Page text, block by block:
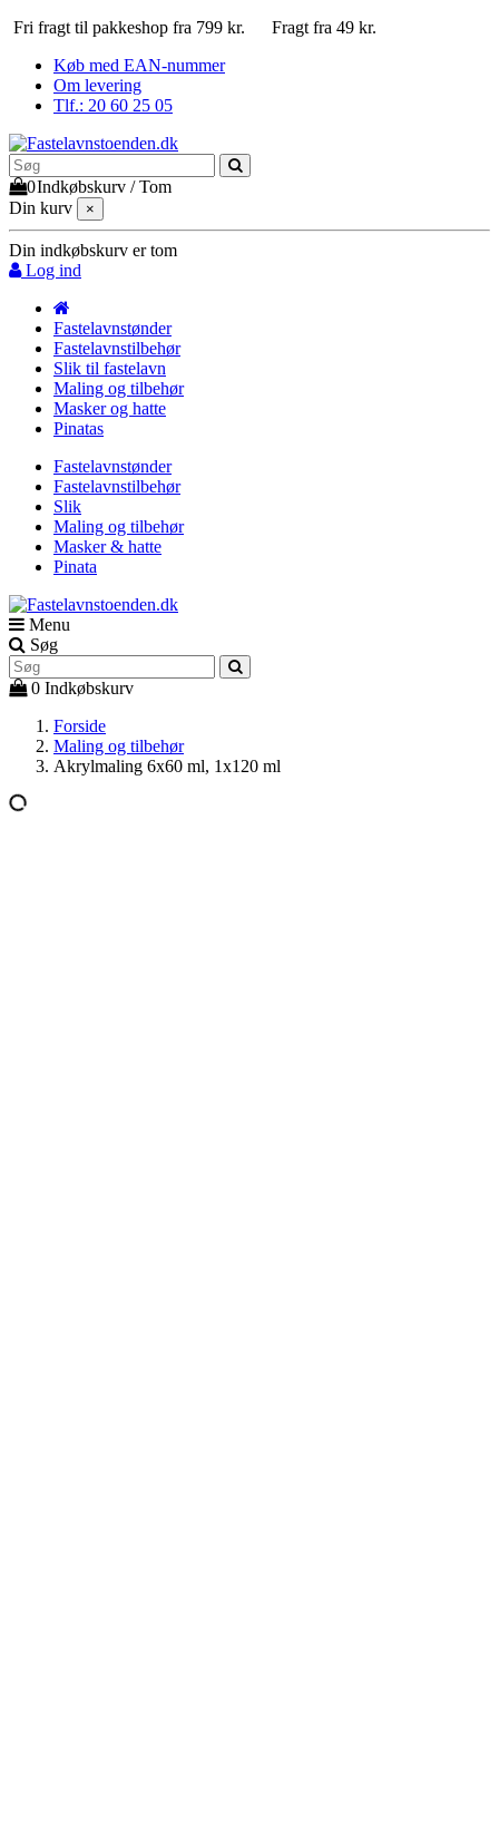
Fri fragt til pakkeshop fra 799 kr.
Fragt fra 49 kr.
Køb med EAN-nummer
Om levering
Tlf.: 20 60 25 05
0Indkøbskurv /Tom
Din kurv
×
Din indkøbskurv er tom
Log ind
Fastelavnstønder
Fastelavnstilbehør
Slik til fastelavn
Maling og tilbehør
Masker og hatte
Pinatas
Fastelavnstønder
Fastelavnstilbehør
Slik
Maling og tilbehør
Masker & hatte
Pinata
Menu
Søg
0 Indkøbskurv
Forside
Maling og tilbehør
Akrylmaling 6x60 ml, 1x120 ml